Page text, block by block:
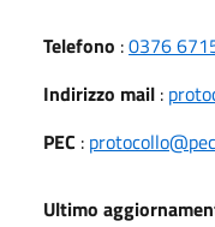
Telefono :0376
Indirizzo mail :
PEC :
Ultimo